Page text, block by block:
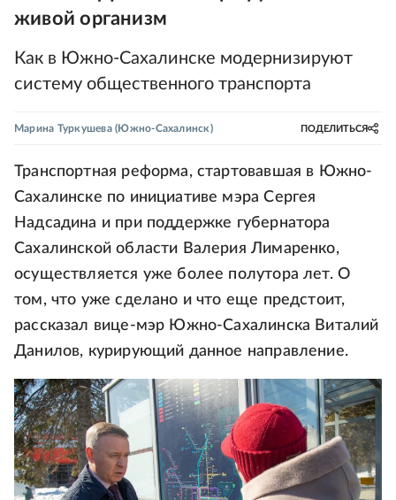
живой организм
Как в Южно-Сахалинске модернизируют
систему общественного транспорта
Марина Туркушева(Южно-Сахалинск) ПОДЕЛИТЬСЯ
Транспортная реформа, стартовавшая в Южно-
Сахалинске по инициативе мэра Сергея
Надсадина и при поддержке губернатора
Сахалинской области Валерия Лимаренко,
осуществляется уже более полутора лет. О
том, что уже сделано и что еще предстоит,
рассказал вице-мэр Южно-Сахалинска Виталий
Данилов, курирующий данное направление.